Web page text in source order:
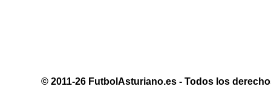
© 2011-26 FutbolAsturiano.es - Todos los